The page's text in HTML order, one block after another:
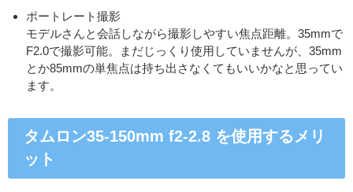
ポートレート撮影
モデルさんと会話しながら撮影しやすい焦点距離。35mmで
F2.0で撮影可能。まだじっくり使用していませんが、35mm
とか85mmの単焦点は持ち出さなくてもいいかなと思ってい
ます。
タムロン35-150mm f2-2.8 を使用するメリ
ット